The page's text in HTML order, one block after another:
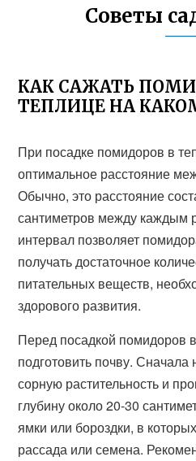
Советы
КАК САЖАТЬ
ТЕПЛИЦЕ НА
При посадке помидоров в
оптимальное расстояние
Обычно, это расстояние
сантиметров между каждым
интервал позволяет
получать достаточное
питательных веществ,
здорового развития.
Перед посадкой помидоров
подготовить почву. Сначала
сорную растительность и
глубину около 20-30
ямки или бороздки, в
рассада или семена.